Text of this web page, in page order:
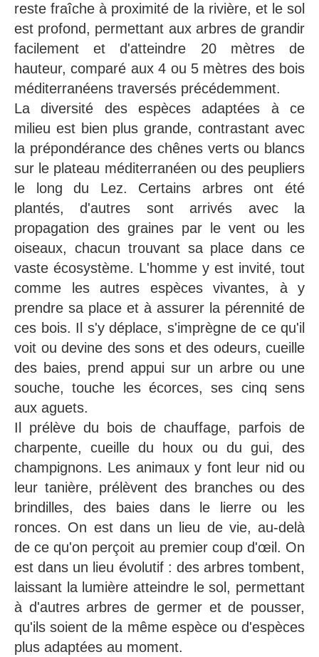
reste fraîche à proximité de la rivière, et le sol
est profond, permettant aux arbres de grandir
facilement et d'atteindre 20 mètres de
hauteur, comparé aux 4 ou 5 mètres des bois
méditerranéens traversés précédemment.
La diversité des espèces adaptées à ce
milieu est bien plus grande, contrastant avec
la prépondérance des chênes verts ou blancs
sur le plateau méditerranéen ou des peupliers
le long du Lez. Certains arbres ont été
plantés, d'autres sont arrivés avec la
propagation des graines par le vent ou les
oiseaux, chacun trouvant sa place dans ce
vaste écosystème. L'homme y est invité, tout
comme les autres espèces vivantes, à y
prendre sa place et à assurer la pérennité de
ces bois. Il s'y déplace, s'imprègne de ce qu'il
voit ou devine des sons et des odeurs, cueille
des baies, prend appui sur un arbre ou une
souche, touche les écorces, ses cinq sens
aux aguets.
Il prélève du bois de chauffage, parfois de
charpente, cueille du houx ou du gui, des
champignons. Les animaux y font leur nid ou
leur tanière, prélèvent des branches ou des
brindilles, des baies dans le lierre ou les
ronces. On est dans un lieu de vie, au-delà
de ce qu'on perçoit au premier coup d'œil. On
est dans un lieu évolutif : des arbres tombent,
laissant la lumière atteindre le sol, permettant
à d'autres arbres de germer et de pousser,
qu'ils soient de la même espèce ou d'espèces
plus adaptées au moment.